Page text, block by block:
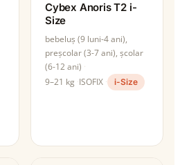
Cybex Anoris T2 i-
Size
bebeluș (9 luni-4 ani),
preșcolar (3-7 ani), școlar
(6-12 ani)
9–21 kg ISOFIX i-Size